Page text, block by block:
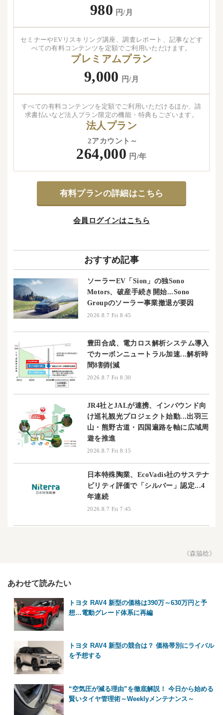
980 円/月
セミナーやEVリスキリング講座、調査レポート、記事などす
べての有料コンテンツを定額でご利用いただけます。
プレミアムプラン
9,000 円/月
すべての有料コンテンツを定額でご利用いただけるほか、請
求書払いなど法人プラン限定の機能・特典もございます。
法人プラン
2アカウント～
264,000 円/年
有料プランの詳細はこちら
会員ログインはこちら
おすすめ記事
ソーラーEV「Sion」の独Sono
Motors、破産手続き開始...Sono
Groupのソーラー事業撤退が要因
2026.8.7 Fri 8:45
豊田合成、電力ロス解析システム導入
でカーボンニュートラル加速...解析時
間8割削減
2026.8.7 Fri 8:30
JR4社とJALが連携、インバウンド向
け巡礼観光プロジェクト始動...出羽三
山・熊野古道・四国遍路を軸に広域周
遊を推進
2026.8.7 Fri 8:15
日本特殊陶業、EcoVadis社のサステナ
ビリティ評価で「シルバー」認定...4
年連続
2026.8.7 Fri 7:45
《森脇稔》
あわせて読みたい
トヨタ RAV4 新型の価格は390万～630万円と予
想…電動グレード体系に再編
トヨタ RAV4 新型の競合は？ 価格帯別にライバル
を予想する
“空気圧が減る理由”を徹底解説！ 今日から始める
賢いタイヤ管理術～Weeklyメンテナンス～